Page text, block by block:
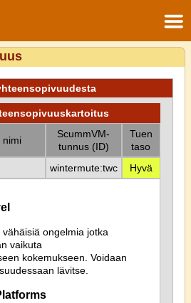
nimi
ScummVM-
tunnus (ID)
Tuen
taso
wintermute:twc Hyvä
vähäisiä ongelmia jotka
vaikuta
kokemukseen. Voidaan
lävitse.